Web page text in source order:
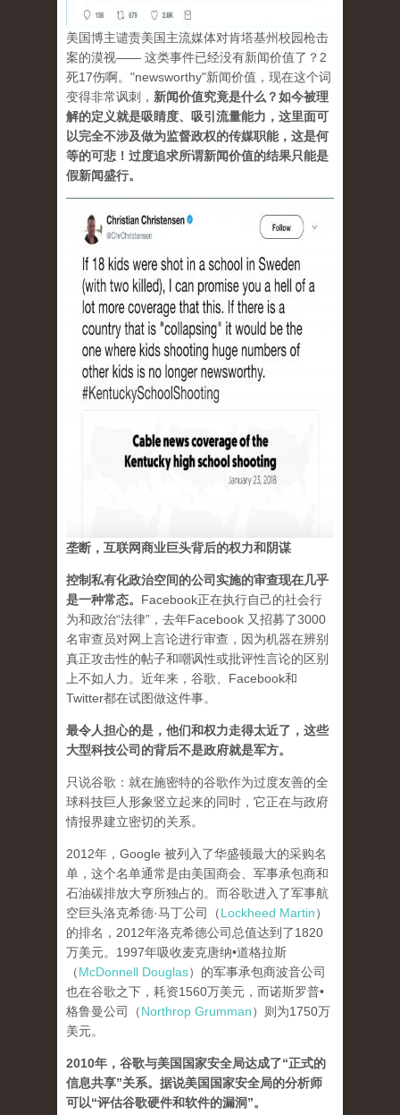
美国博主谴责美国主流媒体对肯塔基州校园枪击
案的漠视—— 这类事件已经没有新闻价值了？2
死17伤啊。"newsworthy"新闻价值，现在这个词
变得非常讽刺， 新闻价值究竟是什么？如今被理
解的定义就是吸睛度、吸引流量能力，这里面可
以完全不涉及做为监督政权的传媒职能，这是何
等的可悲！过度追求所谓新闻价值的结果只能是
假新闻盛行。
垄断，互联网商业巨头背后的权力和阴谋
控制私有化政治空间的公司实施的审查现在几乎
是一种常态。 Facebook正在执行自己的社会行
为和政治“法律”，去年Facebook 又招募了3000
名审查员对网上言论进行审查，因为机器在辨别
真正攻击性的帖子和嘲讽性或批评性言论的区别
上不如人力。近年来，谷歌、Facebook和
Twitter都在试图做这件事。
最令人担心的是，他们和权力走得太近了，这些
大型科技公司的背后不是政府就是军方。
只说谷歌：就在施密特的谷歌作为过度友善的全
球科技巨人形象竖立起来的同时，它正在与政府
情报界建立密切的关系。
2012年，Google 被列入了华盛顿最大的采购名
单，这个名单通常是由美国商会、军事承包商和
石油碳排放大亨所独占的。而谷歌进入了军事航
空巨头洛克希德·马丁公司（Lockheed Martin）
的排名，2012年洛克希德公司总值达到了1820
万美元。1997年吸收麦克唐纳•道格拉斯
（McDonnell Douglas）的军事承包商波音公司
也在谷歌之下，耗资1560万美元，而诺斯罗普•
格鲁曼公司（Northrop Grumman）则为1750万
美元。
2010年，谷歌与美国国家安全局达成了“正式的
信息共享”关系。据说美国国家安全局的分析师
可以“评估谷歌硬件和软件的漏洞”。